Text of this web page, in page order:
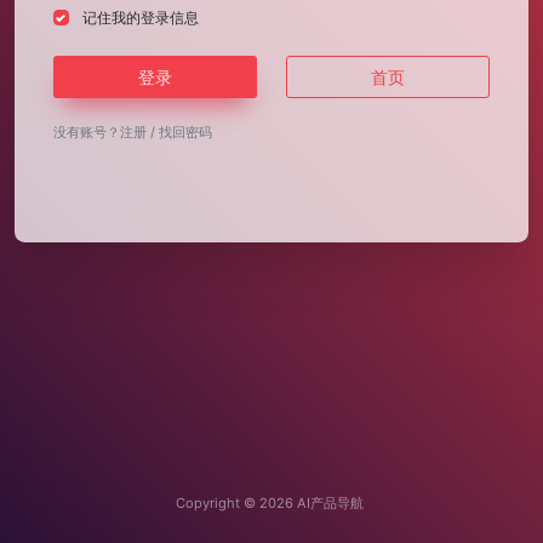
记住我的登录信息
登录 首页
没有账号？ 注册 / 找回密码
Copyright © 2026 AI产品导航